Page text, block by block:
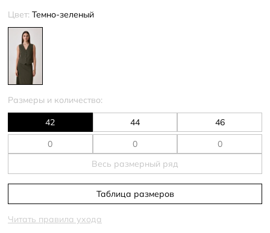
Цвет: Темно-зеленый
Размеры и количество:
42 44 46
Весь размерный ряд
Таблица размеров
Читать правила ухода